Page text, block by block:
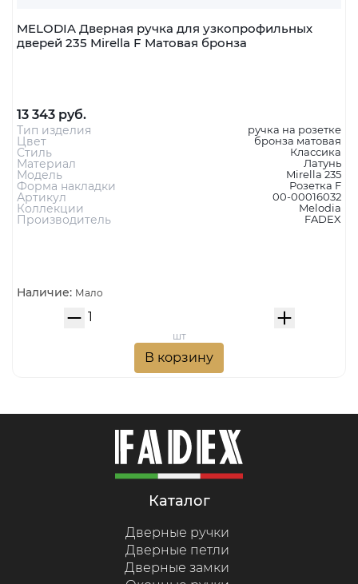
MELODIA Дверная ручка для узкопрофильных
дверей 235 Mirella F Матовая бронза
13 343 руб.
Тип изделия ручка на розетке
Цвет бронза матовая
Стиль Классика
Материал Латунь
Модель Mirella 235
Форма накладки Розетка F
Артикул 00-00016032
Коллекции Melodia
Производитель FADEX
Наличие: Мало
шт
В корзину
каталог
Дверные ручки
Дверные петли
Дверные замки